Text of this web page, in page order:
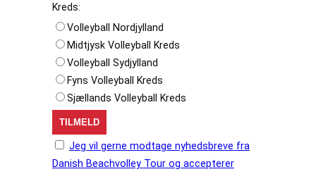
Kreds:
Volleyball Nordjylland
Midtjysk Volleyball Kreds
Volleyball Sydjylland
Fyns Volleyball Kreds
Sjællands Volleyball Kreds
Jeg vil gerne modtage nyhedsbreve fra
Danish Beachvolley Tour og accepterer